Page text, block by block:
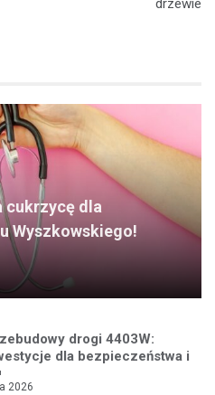
drzewie
cukrzycę dla
Wyszkowskiego!
drogi 4403W:
dla bezpieczeństwa i
2026